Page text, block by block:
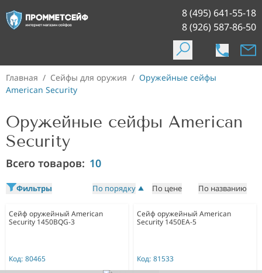
8 (495) 641-55-18
8 (926) 587-86-50
Главная / Сейфы для оружия / Оружейные сейфы
American Security
Оружейные сейфы American
Security
Всего товаров: 10
Фильтры По порядку По цене По названию
Сейф оружейный American
Security 1450BQG-3
Код: 80465
Сейф оружейный American
Security 1450EA-5
Код: 81533